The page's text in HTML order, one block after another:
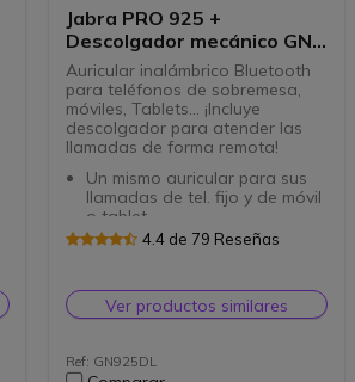
Jabra PRO 925 +
Descolgador mecánico GN
1000
Auricular inalámbrico Bluetooth
para teléfonos de sobremesa,
móviles, Tablets... ¡Incluye
descolgador para atender las
llamadas de forma remota!
Un mismo auricular para sus
llamadas de tel. fijo y de móvil
o tablet.
Tecnología inalámbrica
Autonomia hasta 12 h. en
conversación.
Tecnología NFC para
4.4 de 79 Reseñas
Ver productos similares
Ref: GN925DL